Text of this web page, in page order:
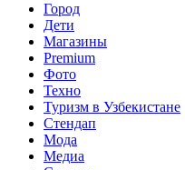
Город
Дети
Магазины
Premium
Фото
Техно
Туризм в Узбекистане
Стендап
Мода
Медиа